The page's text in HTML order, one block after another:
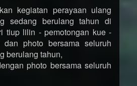
kegiatan perayaan ulang
sedang berulang tahun di
tiup lilin - pemotongan kue -
dan photo bersama seluruh
berulang tahun,
photo bersama seluruh